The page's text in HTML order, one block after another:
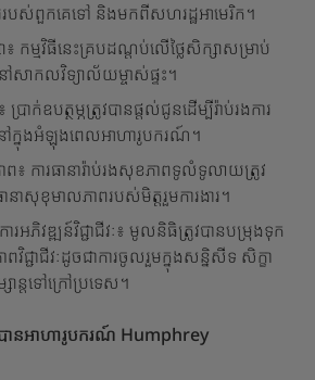
របស់ពួកគេទៅ និងមកពីសហរដ្ឋអាមេរិក។
៖ កម្មវិធីនេះគ្របដណ្តប់លើថ្លៃសិក្សាសម្រាប់
ៅសាកលវិទ្យាល័យម្ចាស់ផ្ទះ។
ប្រាក់ឧបត្ថម្ភត្រូវបានផ្តល់ជូនដើម្បីរ៉ាប់រងការ
ក្នុងអំឡុងពេលអាហារូបករណ៍។
ាព៖ ការធានារ៉ាប់រងសុខភាពទូលំទូលាយត្រូវ
នាសុខុមាលភាពរបស់មិត្តរួមការងារ។
ារអភិវឌ្ឍន៍វិជ្ជាជីវៈ៖ មូលនិធិត្រូវបានបម្រុងទុក
វិជ្ជាជីវៈដូចជាការចូលរួមក្នុងសន្និសីទ សិក្ខា
ន្តទៅក្រៅប្រទេស។
ានអាហារូបករណ៍ Humphrey